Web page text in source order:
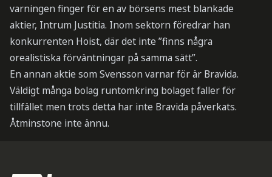
varningen finger för en av börsens mest blankade
aktier, Intrum Justitia. Inom sektorn föredrar han
konkurrenten Hoist, där det inte ”finns några
orealistiska förväntningar på samma sätt”.
En annan aktie som Svensson varnar för är Bravida.
Väldigt många bolag runtomkring bolaget faller för
tillfället men trots detta har inte Bravida påverkats.
Åtminstone inte ännu.